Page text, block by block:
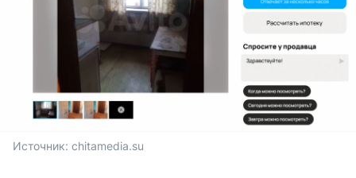
Источник: chitamedia.su